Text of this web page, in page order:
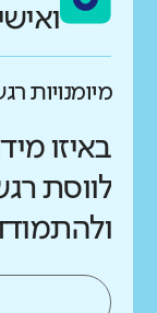
מיומנויות
באיזו
לווסת